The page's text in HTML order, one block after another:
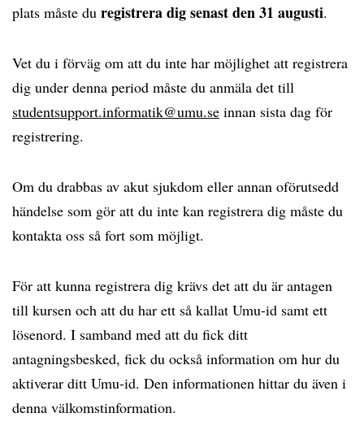
plats måste du registrera dig senast den 31 augusti.
Vet du i förväg om att du inte har möjlighet att registrera
dig under denna period måste du anmäla det till
studentsupport.informatik@umu.se innan sista dag för
registrering.
Om du drabbas av akut sjukdom eller annan oförutsedd
händelse som gör att du inte kan registrera dig måste du
kontakta oss så fort som möjligt.
För att kunna registrera dig krävs det att du är antagen
till kursen och att du har ett så kallat Umu-id samt ett
lösenord. I samband med att du fick ditt
antagningsbesked, fick du också information om hur du
aktiverar ditt Umu-id. Den informationen hittar du även i
denna välkomstinformation.